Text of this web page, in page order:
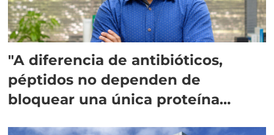
"A diferencia de antibióticos,
péptidos no dependen de
bloquear una única proteína